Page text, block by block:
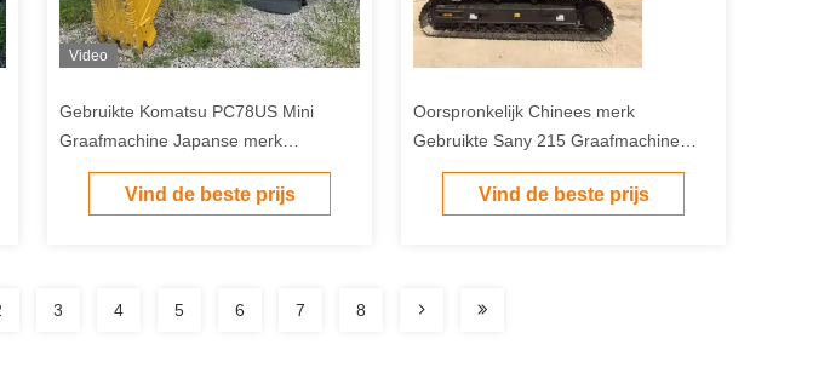
Video
Gebruikte Komatsu PC78US Mini
Graafmachine Japanse merk
Geïmporteerde motor Lagers
Hydraulische Crawler
Vind de beste prijs
Oorspronkelijk Chinees merk
Gebruikte Sany 215 Graafmachine
Lage prijs Sany 215 Digger Te koop
Vind de beste prijs
3 4 5 6 7 8